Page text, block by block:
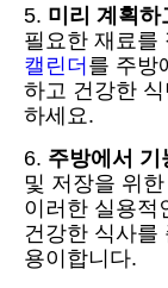
5. 미리 계획하
필요한 재료를
캘린더 를 주방
하고 건강한
하세요.
6. 주방에서 기
및 저장을 위
이러한 실용적
건강한 식사를
용이합니다.